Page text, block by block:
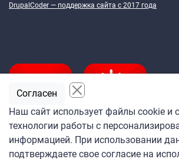
DrupalCoder — поддержка сайта c 2017 года
Подпишитесь
на ежедневную рассылку
Наш сайт использует файлы cookie и
технологии работы с
информацией. При использовании
подтверждаете свое согласие на
Согласен